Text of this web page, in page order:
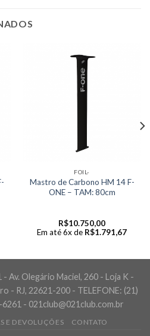
FOIL-
Mastro de Carbono HM 14 F-
ONE – TAM: 80cm
R$10.750,00
Em até 6x de R$1.791,67
Av. Olegário Maciel, 260 - Loja K -
- RJ, 22621-200 - TELEFONE: (21)
- 021club@021club.com.br
E DEVOLUÇÕES CONTATO